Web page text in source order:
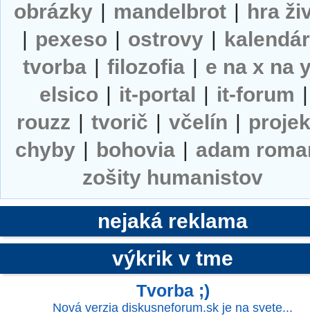
obrázky | mandelbrot | hra
| pexeso | ostrovy | kalendár
tvorba | filozofia | e na x na
elsico | it-portal | it-forum |
rouzz | tvorič | včelín |
chyby | bohovia | adam
zošity humanistov
nejaká reklama
výkrik v tme
Tvorba ;)
Nová verzia diskusneforum.sk je na svete...